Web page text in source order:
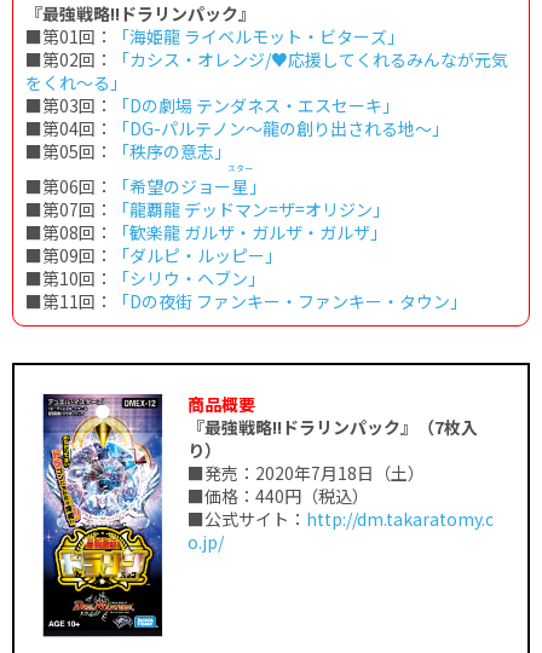
『最強戦略!!ドラリンパック』
■第01回：
「海姫龍 ライベルモット・ビターズ」
■第02回：
「カシス・オレンジ/♥応援してくれるみんなが元気
をくれ～る」
■第03回：
「Dの劇場 テンダネス・エスセーキ」
■第04回：
「DG-パルテノン〜龍の創り出される地〜」
■第05回：
「秩序の意志」
■第06回：
「希望のジョー星
スター
」
■第07回：
「龍覇龍 デッドマン=ザ=オリジン」
■第08回：
「歓楽龍 ガルザ・ガルザ・ガルザ」
■第09回：
「ダルピ・ルッピー」
■第10回：
「シリウ・ヘブン」
■第11回：
「Dの夜街 ファンキー・ファンキー・タウン」
商品概要
『最強戦略!!ドラリンパック』（7枚入
り）
■発売：2020年7月18日（土）
■価格：440円（税込）
■公式サイト： http://dm.takaratomy.c
o.jp/